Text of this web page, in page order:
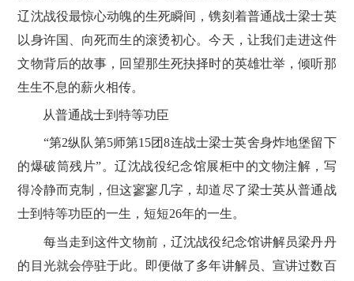
辽沈战役最惊心动魄的生死瞬间，镌刻着普通战士梁士英
以身许国、向死而生的滚烫初心。今天，让我们走进这件
文物背后的故事，回望那生死抉择时的英雄壮举，倾听那
生生不息的薪火相传。
从普通战士到特等功臣
“第2纵队第5师第15团8连战士梁士英舍身炸地堡留下
的爆破筒残片”。辽沈战役纪念馆展柜中的文物注解，写
得冷静而克制，但这寥寥几字，却道尽了梁士英从普通战
士到特等功臣的一生，短短26年的一生。
每当走到这件文物前，辽沈战役纪念馆讲解员梁丹丹
的目光就会停驻于此。即便做了多年讲解员、宣讲过数百